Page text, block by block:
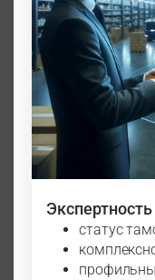
Экспертность
статус